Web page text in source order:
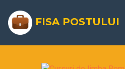
FISA POSTULUI